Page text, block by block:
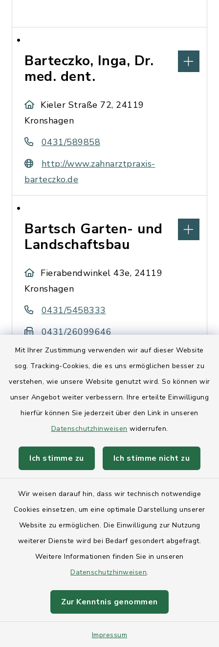
Mit Ihrer Zustimmung verwenden wir auf dieser Website
sog. Tracking-Cookies, die es uns ermöglichen besser zu
verstehen, wie unsere Website genutzt wird. So können wir
unser Angebot weiter verbessern. Ihre erteilte Einwilligung
hierfür können Sie jederzeit über den Link in unseren
Datenschutzhinweisen widerrufen.
Ich stimme zu Ich stimme nicht zu
Wir weisen darauf hin, dass wir technisch notwendige
Cookies einsetzen, um eine optimale Darstellung unserer
Website zu ermöglichen. Die Einwilligung zur Nutzung
weiterer Dienste wird bei Bedarf gesondert abgefragt.
Weitere Informationen finden Sie in unseren
Datenschutzhinweisen.
Zur Kenntnis genommen
Impressum
Barteczko, Inga, Dr.
med. dent.
Kieler Straße 72, 24119
Kronshagen
0431/589858
http://www.zahnarztpraxis-
barteczko.de
Bartsch Garten- und
Landschaftsbau
Fierabendwinkel 43e, 24119
Kronshagen
0431/5458333
0431/26099646
Baugeschäft Tengler
Eckernförder Straße 302a,
24119 Kronshagen
0431/542806
0431/542806
Baumpflege
Vespergang 66, 24119
Kronshagen
0431/3185374